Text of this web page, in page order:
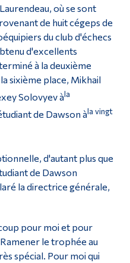
où se sont
de huit cégeps de
du club d'échecs
d'excellents
à la deuxième
sixième place, Mikhail
Solovyev àla
de Dawson àla vingt
d'autant plus que
de Dawson
la directrice générale,
pour moi et pour
le trophée au
spécial. Pour moi qui